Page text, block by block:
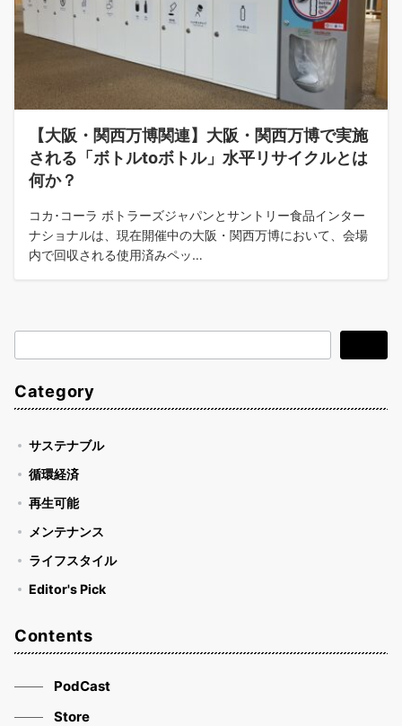
【大阪・関西万博関連】大阪・関西万博で実施
される「ボトルtoボトル」水平リサイクルとは
何か？
コカ･コーラ ボトラーズジャパンとサントリー食品インター
ナショナルは、現在開催中の大阪・関西万博において、会場
内で回収される使用済みペッ…
索
Category
サステナブル
循環経済
再生可能
メンテナンス
ライフスタイル
Editor's Pick
Contents
PodCast
Store